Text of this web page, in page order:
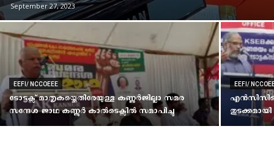
September 27, 2023
EEFI/ NCCOEEE
ടോട്ടക്സ് മാതൃകയ്ക്കെതിരേയുള്ള കണ്ണുര്‍ജില്ലാ സമര
സന്ദേശ ജാഥ കണ്ണൂര്‍ കാല്‍ടെക്സില്‍ സമാപിച്ചു
EEFI/
തുടക്കമായി